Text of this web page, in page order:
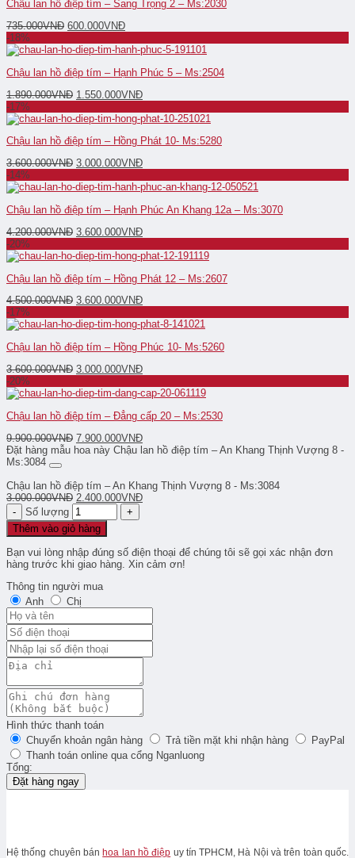
Chậu lan hồ điệp tím – Sang Trọng 2 – Ms:2030
735.000VNĐ 600.000VNĐ
-18%
Chậu lan hồ điệp tím – Hạnh Phúc 5 – Ms:2504
1.890.000VNĐ 1.550.000VNĐ
-17%
Chậu lan hồ điệp tím – Hồng Phát 10- Ms:5280
3.600.000VNĐ 3.000.000VNĐ
-14%
Chậu lan hồ điệp tím – Hạnh Phúc An Khang 12a – Ms:3070
4.200.000VNĐ 3.600.000VNĐ
-20%
Chậu lan hồ điệp tím – Hồng Phát 12 – Ms:2607
4.500.000VNĐ 3.600.000VNĐ
-17%
Chậu lan hồ điệp tím – Hồng Phúc 10- Ms:5260
3.600.000VNĐ 3.000.000VNĐ
-20%
Chậu lan hồ điệp tím – Đẳng cấp 20 – Ms:2530
9.900.000VNĐ 7.900.000VNĐ
Đặt hàng mẫu hoa này Chậu lan hồ điệp tím – An Khang Thịnh Vượng 8 -
Ms:3084
Chậu lan hồ điệp tím – An Khang Thịnh Vượng 8 - Ms:3084
3.000.000VNĐ 2.400.000VNĐ
Số lượng
Thêm vào giỏ hàng
Bạn vui lòng nhập đúng số điện thoại để chúng tôi sẽ gọi xác nhận đơn
hàng trước khi giao hàng. Xin cảm ơn!
Thông tin người mua
Anh
Chị
Hình thức thanh toán
Chuyển khoản ngân hàng
Trả tiền mặt khi nhận hàng
PayPal
Thanh toán online qua cổng Nganluong
Tổng:
Đặt hàng ngay
Hệ thống chuyên bán hoa lan hồ điệp uy tín TPHCM, Hà Nội và trên toàn quốc.